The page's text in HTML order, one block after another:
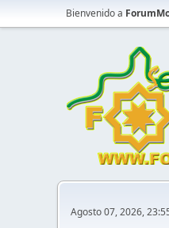
Bienvenido a
Agosto 07, 2026,